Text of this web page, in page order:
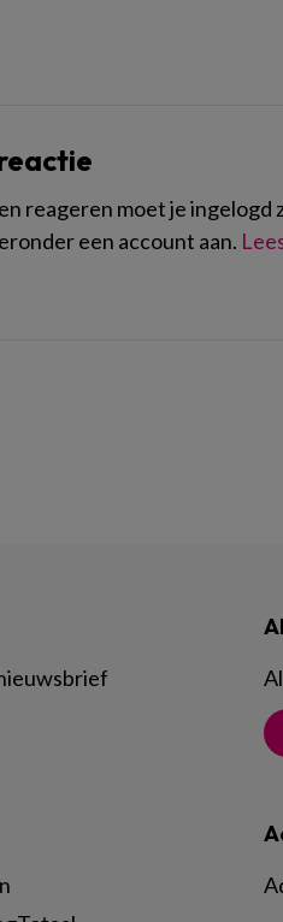
reageren moet je ingelogd
een account aan.